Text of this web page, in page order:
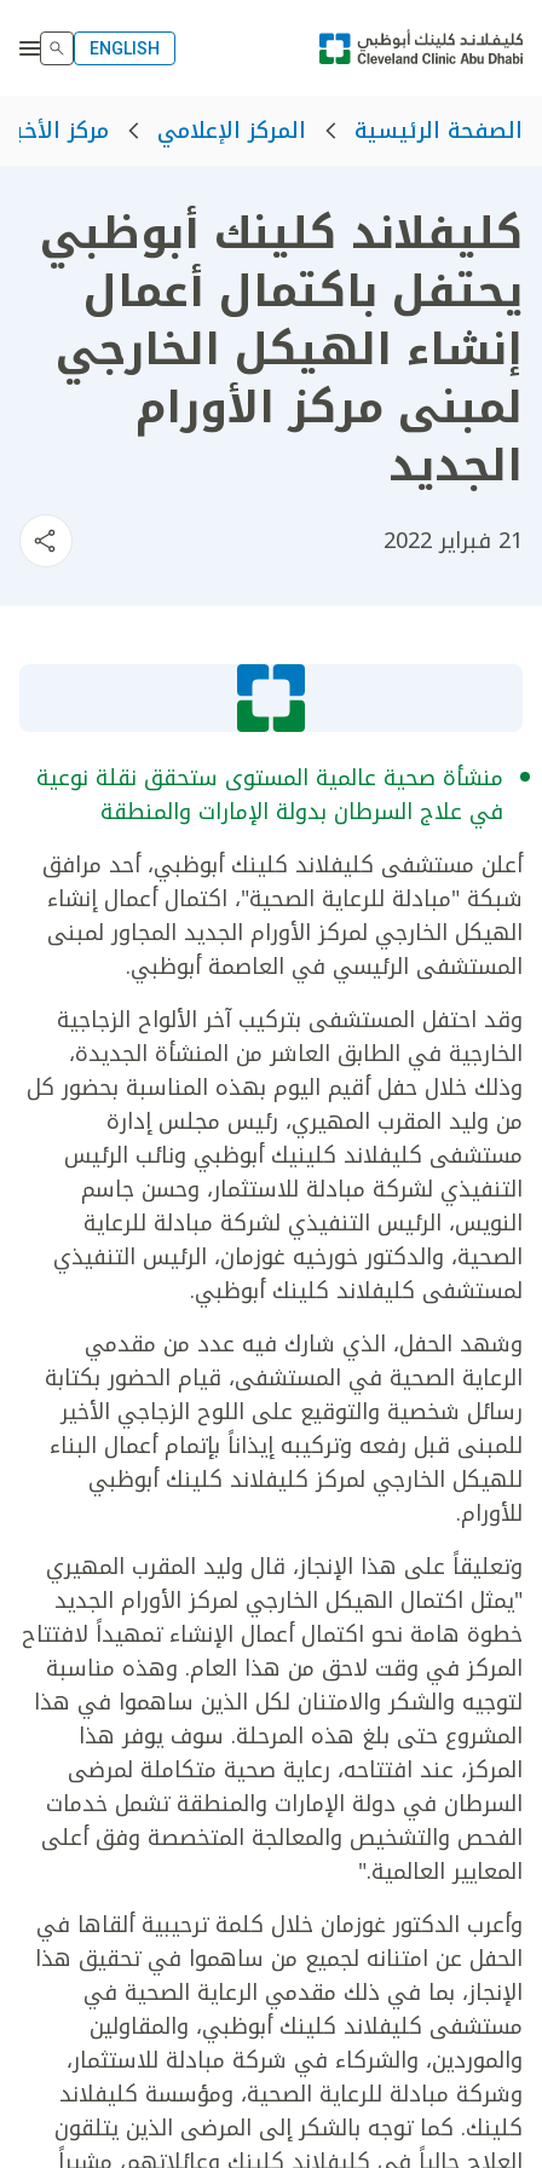
ENGLISH
الصفحة الرئيسية المركز الإعلامي مركز الأخبار
كليفلاند كلينك أبوظبي
يحتفل باكتمال أعمال
إنشاء الهيكل الخارجي
لمبنى مركز الأورام
الجديد
21 فبراير 2022
منشأة صحية عالمية المستوى ستحقق نقلة نوعية
في علاج السرطان بدولة الإمارات والمنطقة
أعلن مستشفى كليفلاند كلينك أبوظبي، أحد مرافق
شبكة "مبادلة للرعاية الصحية"، اكتمال أعمال إنشاء
الهيكل الخارجي لمركز الأورام الجديد المجاور لمبنى
المستشفى الرئيسي في العاصمة أبوظبي.
وقد احتفل المستشفى بتركيب آخر الألواح الزجاجية
الخارجية في الطابق العاشر من المنشأة الجديدة،
وذلك خلال حفل أقيم اليوم بهذه المناسبة بحضور كل
من وليد المقرب المهيري، رئيس مجلس إدارة
مستشفى كليفلاند كلينيك أبوظبي ونائب الرئيس
التنفيذي لشركة مبادلة للاستثمار، وحسن جاسم
النويس، الرئيس التنفيذي لشركة مبادلة للرعاية
الصحية، والدكتور خورخيه غوزمان، الرئيس التنفيذي
لمستشفى كليفلاند كلينك أبوظبي.
وشهد الحفل، الذي شارك فيه عدد من مقدمي
الرعاية الصحية في المستشفى، قيام الحضور بكتابة
رسائل شخصية والتوقيع على اللوح الزجاجي الأخير
للمبنى قبل رفعه وتركيبه إيذاناً بإتمام أعمال البناء
للهيكل الخارجي لمركز كليفلاند كلينك أبوظبي
للأورام.
وتعليقاً على هذا الإنجاز، قال وليد المقرب المهيري
"يمثل اكتمال الهيكل الخارجي لمركز الأورام الجديد
خطوة هامة نحو اكتمال أعمال الإنشاء تمهيداً لافتتاح
المركز في وقت لاحق من هذا العام. وهذه مناسبة
لتوجيه والشكر والامتنان لكل الذين ساهموا في هذا
المشروع حتى بلغ هذه المرحلة. سوف يوفر هذا
المركز، عند افتتاحه، رعاية صحية متكاملة لمرضى
السرطان في دولة الإمارات والمنطقة تشمل خدمات
الفحص والتشخيص والمعالجة المتخصصة وفق أعلى
المعايير العالمية."
وأعرب الدكتور غوزمان خلال كلمة ترحيبية ألقاها في
الحفل عن امتنانه لجميع من ساهموا في تحقيق هذا
الإنجاز، بما في ذلك مقدمي الرعاية الصحية في
مستشفى كليفلاند كلينك أبوظبي، والمقاولين
والموردين، والشركاء في شركة مبادلة للاستثمار،
وشركة مبادلة للرعاية الصحية، ومؤسسة كليفلاند
كلينك. كما توجه بالشكر إلى المرضى الذين يتلقون